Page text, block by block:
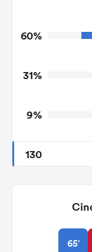
7
3
60%
31%
9%
130
65'